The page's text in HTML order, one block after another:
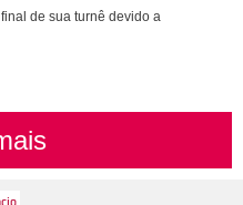
Felipe e Virginia Fonseca já
crian�...
final de sua turnê devido a